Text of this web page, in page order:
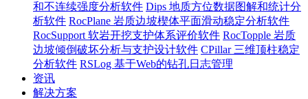
和不连续强度分析软件 Dips 地质方位数据图解和统计分
析软件 RocPlane 岩质边坡楔体平面滑动稳定分析软件
RocSupport 软岩开挖支护体系评价软件 RocTopple 岩质
边坡倾倒破坏分析与支护设计软件 CPillar 三维顶柱稳定
分析软件 RSLog 基于Web的钻孔日志管理
资讯
解决方案